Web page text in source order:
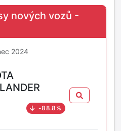
nových vozů -
2024
-88.8%